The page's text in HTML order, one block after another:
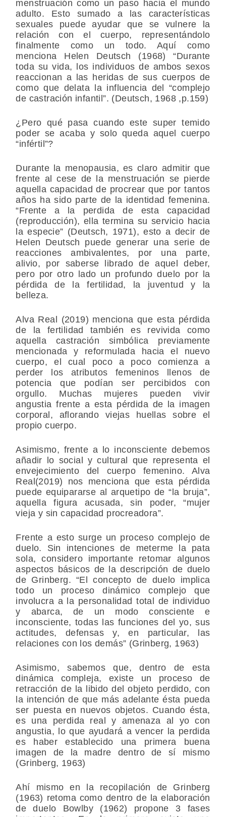
menstruación como un paso hacia el mundo
adulto. Esto sumado a las características
sexuales puede ayudar que se vulnere la
relación con el cuerpo, representándolo
finalmente como un todo. Aquí como
menciona Helen Deutsch (1968) “Durante
toda su vida, los individuos de ambos sexos
reaccionan a las heridas de sus cuerpos de
como que delata la influencia del “complejo
de castración infantil”. (Deutsch, 1968 ,p.159)
¿Pero qué pasa cuando este super temido
poder se acaba y solo queda aquel cuerpo
“infértil”?
Durante la menopausia, es claro admitir que
frente al cese de la menstruación se pierde
aquella capacidad de procrear que por tantos
años ha sido parte de la identidad femenina.
“Frente a la perdida de esta capacidad
(reproducción), ella termina su servicio hacia
la especie” (Deutsch, 1971), esto a decir de
Helen Deutsch puede generar una serie de
reacciones ambivalentes, por una parte,
alivio, por saberse librado de aquel deber,
pero por otro lado un profundo duelo por la
pérdida de la fertilidad, la juventud y la
belleza.
Alva Real (2019) menciona que esta pérdida
de la fertilidad también es revivida como
aquella castración simbólica previamente
mencionada y reformulada hacia el nuevo
cuerpo, el cual poco a poco comienza a
perder los atributos femeninos llenos de
potencia que podían ser percibidos con
orgullo. Muchas mujeres pueden vivir
angustia frente a esta pérdida de la imagen
corporal, aflorando viejas huellas sobre el
propio cuerpo.
Asimismo, frente a lo inconsciente debemos
añadir lo social y cultural que representa el
envejecimiento del cuerpo femenino. Alva
Real(2019) nos menciona que esta pérdida
puede equipararse al arquetipo de “la bruja”,
aquella figura acusada, sin poder, “mujer
vieja y sin capacidad procreadora”.
Frente a esto surge un proceso complejo de
duelo. Sin intenciones de meterme la pata
sola, considero importante retomar algunos
aspectos básicos de la descripción de duelo
de Grinberg. “El concepto de duelo implica
todo un proceso dinámico complejo que
involucra a la personalidad total de individuo
y abarca, de un modo consciente e
inconsciente, todas las funciones del yo, sus
actitudes, defensas y, en particular, las
relaciones con los demás” (Grinberg, 1963)
Asimismo, sabemos que, dentro de esta
dinámica compleja, existe un proceso de
retracción de la libido del objeto perdido, con
la intención de que más adelante ésta pueda
ser puesta en nuevos objetos. Cuando ésta,
es una perdida real y amenaza al yo con
angustia, lo que ayudará a vencer la perdida
es haber establecido una primera buena
imagen de la madre dentro de sí mismo
(Grinberg, 1963)
Ahí mismo en la recopilación de Grinberg
(1963) retoma como dentro de la elaboración
de duelo Bowlby (1962) propone 3 fases